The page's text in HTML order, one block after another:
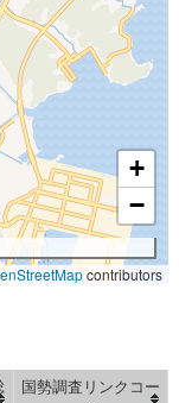
+
−
contributors
国勢調査リンクコー